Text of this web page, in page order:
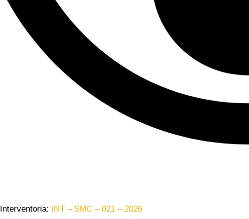
Interventoria: INT – SMC – 021 – 2026